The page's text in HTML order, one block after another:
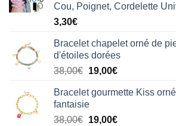
Cou, Poignet, Cordelette
3,30€
Bracelet chapelet orné de
d'étoiles dorées
38,00€ Le
initial
était :
38,00€.
19,00€Le
actuel
19,00€.
Bracelet gourmette Kiss
fantaisie
38,00€ Le
19,00€Le